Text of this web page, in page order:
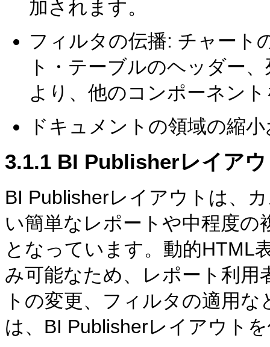
加されます。
フィルタの伝播: チャート
ト・テーブルのヘッダー
より、他のコンポーネン
ドキュメントの領域の縮
3.1.1 BI Publisherレイア
BI Publisherレイアウトは、
い簡単なレポートや中程度
となっています。動的HTML
み可能なため、レポート利
トの変更、フィルタの適用
は、BI Publisherレイアウト